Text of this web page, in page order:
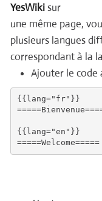
YesWikisur
une même page,
plusieurs langues
correspondant à la
Ajouter le code
{{lang="fr"}}
{{lang="en"}}
=====Welcome=====